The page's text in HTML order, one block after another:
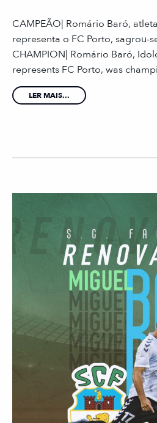
CAMPEÃO| Romário Baró,
representa o FC Porto, sagrou-
CHAMPION| Romário Baró,
represents FC Porto, was
LER MAIS...